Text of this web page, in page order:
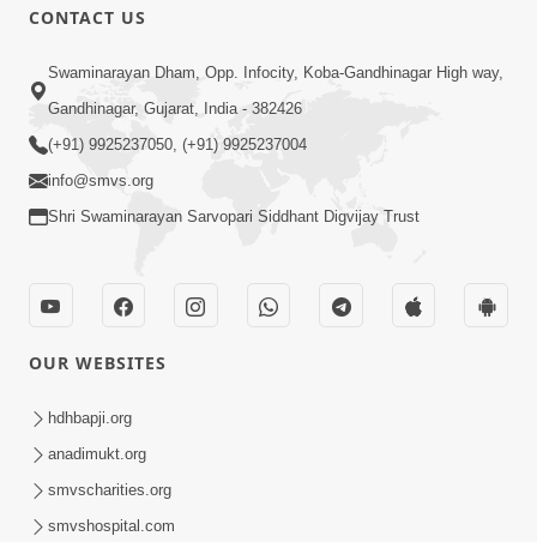
1:00
મૂર્તિનો વેપાર કરવાવાળા વેપારીની જવાબદારી શું
હોય ? | SMVS Spiritual Journey
મૂર્તિના સુખનો આગ્રહ ક્યારે સુખનો આગ્રહ
જાગે ? | SMVS Spiritual Journey
CONTACT US
Swaminarayan Dham, Opp. Infocity, Koba-Gandhinagar High way,
Gandhinagar, Gujarat, India - 382426
(+91) 9925237050, (+91) 9925237004
info@smvs.org
Shri Swaminarayan Sarvopari Siddhant Digvijay Trust
OUR WEBSITES
hdhbapji.org
anadimukt.org
smvscharities.org
smvshospital.com